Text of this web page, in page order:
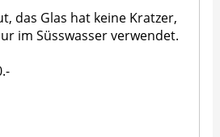
das Glas hat keine Kratzer,
im Süsswasser verwendet.